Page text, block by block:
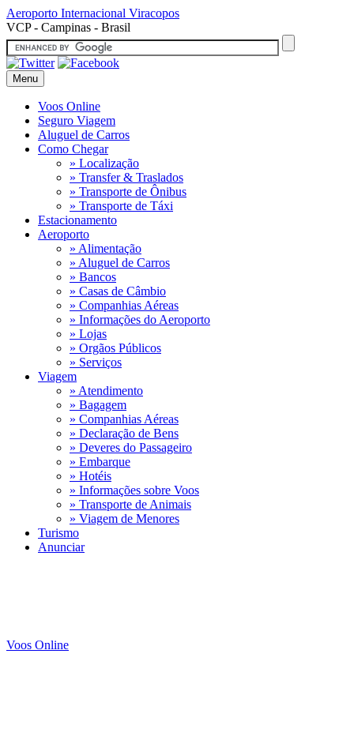
Aeroporto Internacional Viracopos
VCP - Campinas - Brasil
Menu
Voos Online
Seguro Viagem
Aluguel de Carros
Como Chegar
» Localização
» Transfer & Traslados
» Transporte de Ônibus
» Transporte de Táxi
Estacionamento
Aeroporto
» Alimentação
» Aluguel de Carros
» Bancos
» Casas de Câmbio
» Companhias Aéreas
» Informações do Aeroporto
» Lojas
» Orgãos Públicos
» Serviços
Viagem
» Atendimento
» Bagagem
» Companhias Aéreas
» Declaração de Bens
» Deveres do Passageiro
» Embarque
» Hotéis
» Informações sobre Voos
» Transporte de Animais
» Viagem de Menores
Turismo
Anunciar
Voos Online